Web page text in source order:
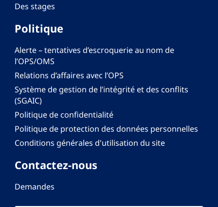
Des stages
Politique
Alerte – tentatives d’escroquerie au nom de
l’OPS/OMS
Relations d’affaires avec l’OPS
Système de gestion de l’intégrité et des conflits
(SGAIC)
Politique de confidentialité
Politique de protection des données personnelles
Conditions générales d'utilisation du site
Contactez-nous
Demandes